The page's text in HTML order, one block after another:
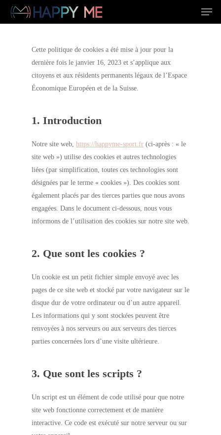
Skip
Menu
Cette politique de cookies a été mise à jour pour la
dernière fois le janvier 16, 2023 et s’applique aux
citoyens et aux résidents permanents légaux de l’Espace
Économique Européen et de la Suisse.
1. Introduction
Notre site web, https://happyme-sport.fr (ci-après : « le
site web ») utilise des cookies et autres technologies
liées (par simplification, toutes ces technologies sont
désignées par le terme « cookies »). Des cookies sont
également placés par des tierces parties que nous avons
engagées. Dans le document ci-dessous, nous vous
informons de l’utilisation des cookies sur notre site web.
2. Que sont les cookies ?
Un cookie est un petit fichier simple envoyé avec les
pages de ce site web et stocké par votre navigateur sur le
disque dur de votre ordinateur ou d’un autre appareil.
Les informations qui y sont stockées peuvent être
renvoyées à nos serveurs ou aux serveurs des tierces
parties concernées lors d’une visite ultérieure.
3. Que sont les scripts ?
Un script est un élément de code utilisé pour que notre
site web fonctionne correctement et de manière
interactive. Ce code est exécuté sur notre serveur ou sur